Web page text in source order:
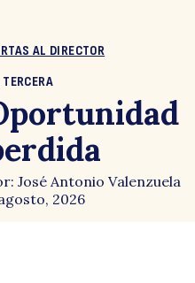
AL DIRECTOR
José Antonio Valenzuela
2026